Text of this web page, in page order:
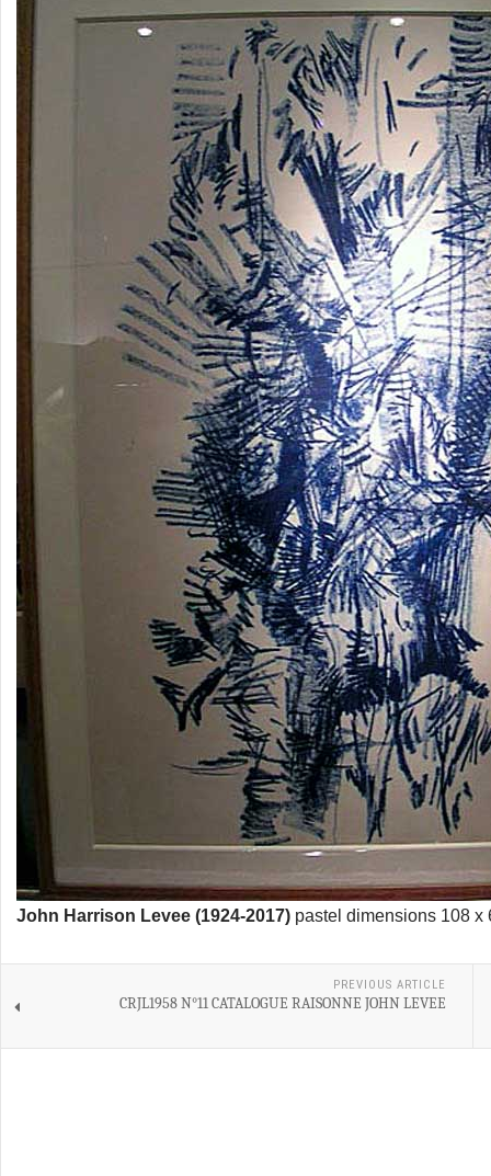
John Harrison Levee (1924-2017) pastel dimensions 108 x
PREVIOUS ARTICLE
CRJL1958 N°11 CATALOGUE RAISONNE JOHN LEVEE